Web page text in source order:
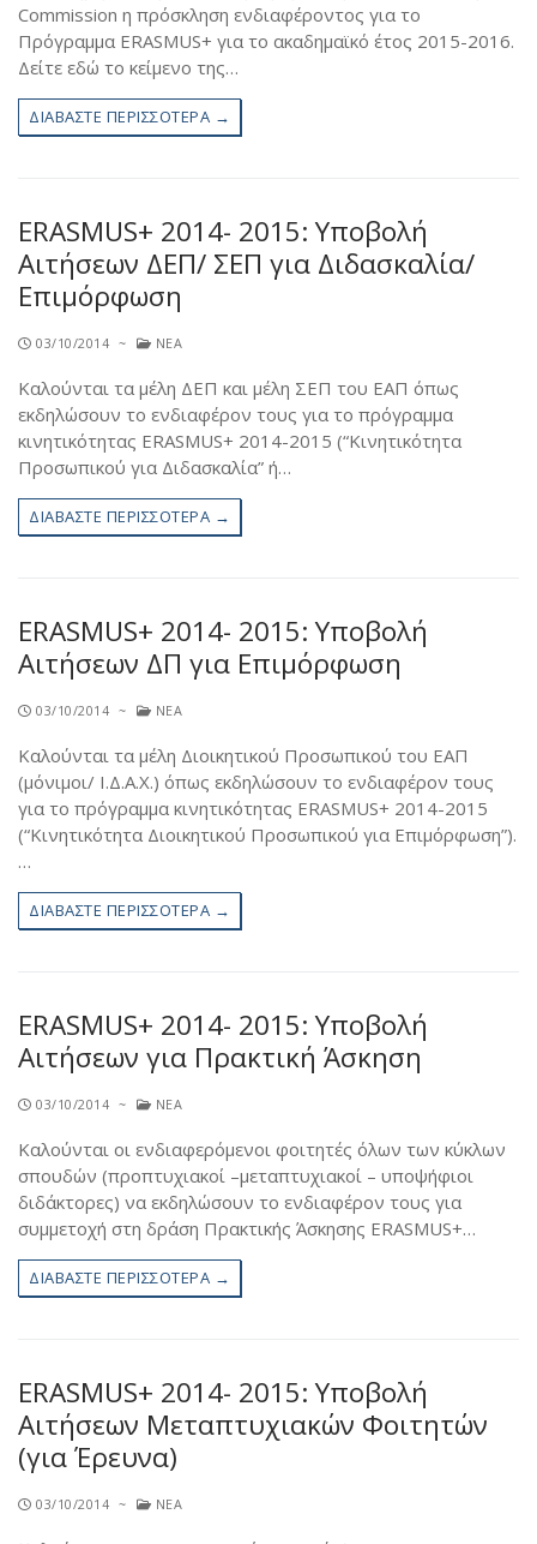
Commission η πρόσκληση ενδιαφέροντος για το
Πρόγραμμα ERASMUS+ για το ακαδημαϊκό έτος 2015-2016.
Δείτε εδώ το κείμενο της…
ΔΙΑΒΆΣΤΕ ΠΕΡΙΣΣΌΤΕΡΑ →
ERASMUS+ 2014- 2015: Υποβολή
Αιτήσεων ΔΕΠ/ ΣΕΠ για Διδασκαλία/
Επιμόρφωση
03/10/2014 ~ ΝΈΑ
Καλούνται τα μέλη ΔΕΠ και μέλη ΣΕΠ του ΕΑΠ όπως
εκδηλώσουν το ενδιαφέρον τους για το πρόγραμμα
κινητικότητας ERASMUS+ 2014-2015 (“Κινητικότητα
Προσωπικού για Διδασκαλία” ή…
ΔΙΑΒΆΣΤΕ ΠΕΡΙΣΣΌΤΕΡΑ →
ERASMUS+ 2014- 2015: Υποβολή
Αιτήσεων ΔΠ για Επιμόρφωση
03/10/2014 ~ ΝΈΑ
Καλούνται τα μέλη Διοικητικού Προσωπικού του ΕΑΠ
(μόνιμοι/ Ι.Δ.Α.Χ.) όπως εκδηλώσουν το ενδιαφέρον τους
για το πρόγραμμα κινητικότητας ERASMUS+ 2014-2015
(“Κινητικότητα Διοικητικού Προσωπικού για Επιμόρφωση”).
…
ΔΙΑΒΆΣΤΕ ΠΕΡΙΣΣΌΤΕΡΑ →
ERASMUS+ 2014- 2015: Υποβολή
Αιτήσεων για Πρακτική Άσκηση
03/10/2014 ~ ΝΈΑ
Καλούνται οι ενδιαφερόμενοι φοιτητές όλων των κύκλων
σπουδών (προπτυχιακοί –μεταπτυχιακοί – υποψήφιοι
διδάκτορες) να εκδηλώσουν το ενδιαφέρον τους για
συμμετοχή στη δράση Πρακτικής Άσκησης ERASMUS+…
ΔΙΑΒΆΣΤΕ ΠΕΡΙΣΣΌΤΕΡΑ →
ERASMUS+ 2014- 2015: Υποβολή
Αιτήσεων Μεταπτυχιακών Φοιτητών
(για Έρευνα)
03/10/2014 ~ ΝΈΑ